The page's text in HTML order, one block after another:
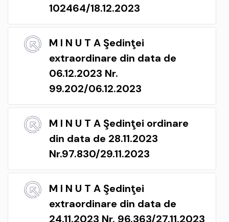
102464/18.12.2023
M I N U T A Şedinţei
extraordinare din data de
06.12.2023 Nr.
99.202/06.12.2023
M I N U T A Şedinţei ordinare
din data de 28.11.2023
Nr.97.830/29.11.2023
M I N U T A Şedinţei
extraordinare din data de
24.11.2023 Nr. 96.363/27.11.2023